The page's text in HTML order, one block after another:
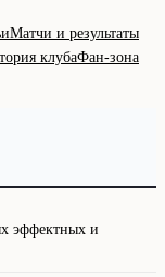
Матчи и результаты
клубаФан-зона
эффектных и